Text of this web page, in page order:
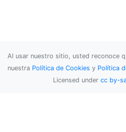
Al usar nuestro sitio, usted reconoce
nuestra Política de Cookies y Política
Licensed under cc by-